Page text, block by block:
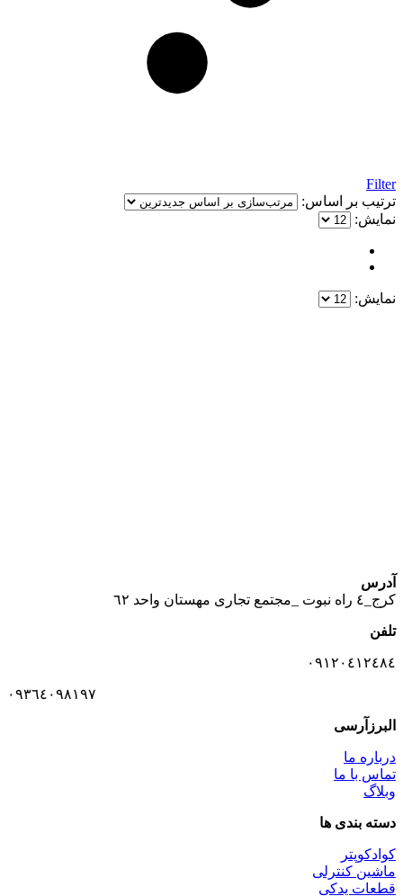
Filter
ترتیب بر اساس:
نمایش:
نمایش:
آدرس
كرج_٤ راه نبوت _مجتمع تجارى مهستان واحد ٦٢
تلفن
٠٩١٢٠٤١٢٤٨٤
٠٩٣٦٤٠٩٨١٩٧
البرزآرسی
درباره ما
تماس با ما
وبلاگ
دسته بندی ها
کوادکوپتر
ماشین کنترلی
قطعات یدکی